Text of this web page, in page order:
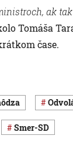
ak
Tomáša
čase.
Smer-SD